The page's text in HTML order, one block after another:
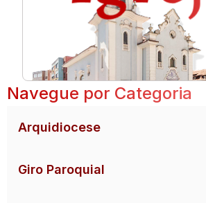
Navegue por Categoria
Arquidiocese
Giro Paroquial